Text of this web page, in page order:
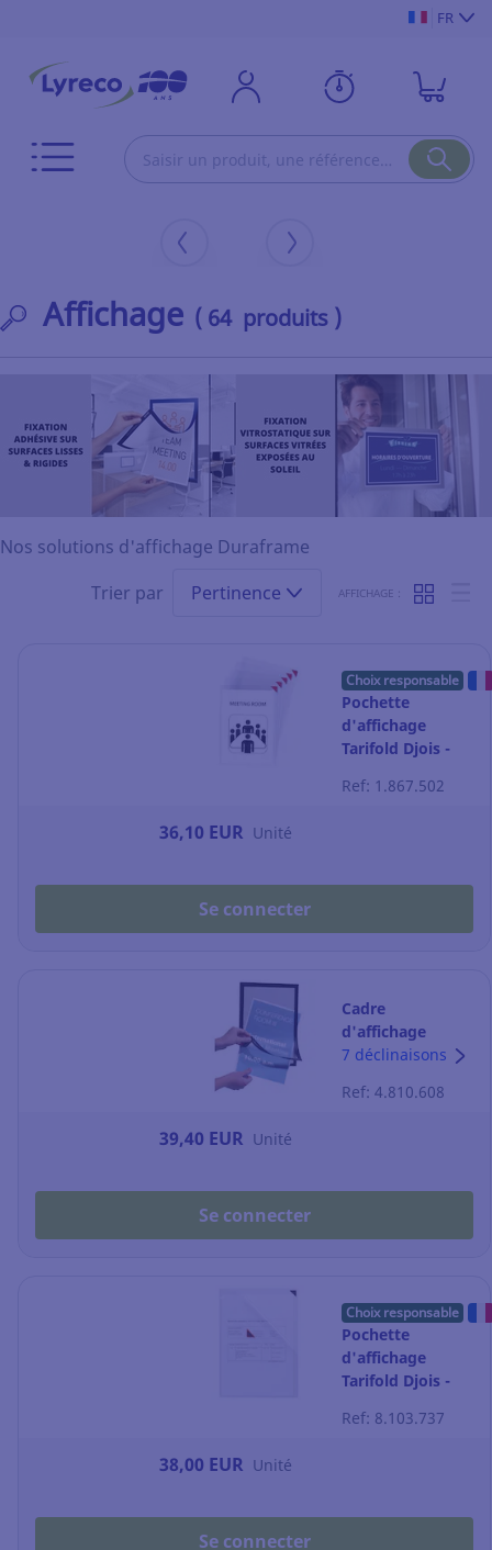
FR
Affichage ( 64 produits )
Nos solutions d'affichage Duraframe
Trier par
Pertinence AFFICHAGE :
Choix responsable
Pochette
d'affichage
Tarifold Djois -
aimanté - A4 -
Ref: 1.867.502
36,10 EUR Unité
Se connecter
Cadre
d'affichage
Durable
adhésif - noir -
7 déclinaisons
Ref: 4.810.608
39,40 EUR Unité
Se connecter
Choix responsable
Pochette
d'affichage
Tarifold Djois -
aimanté - A3 -
Ref: 8.103.737
38,00 EUR Unité
Se connecter